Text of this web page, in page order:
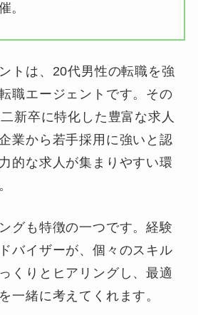
。
トは、20代男性の転職を強
職エージェントです。その
新卒に特化した豊富な求人
業から若手採用に強いと認
的な求人が集まりやすい環
グも特徴の一つです。経験
バイザーが、個々のスキル
くりとヒアリングし、最適
一緒に考えてくれます。